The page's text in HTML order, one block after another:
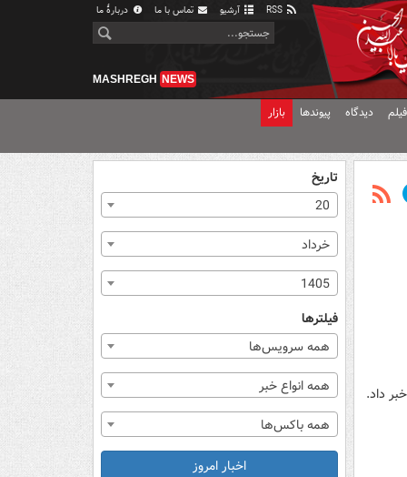
آرشیو تماس با ما دربارهٔ ما
MASHREGH NEWS
دیدگاه پیوندها بازار
داد.
تاریخ
20
خرداد
1405
فیلترها
همه سرویس‌ها
همه انواع خبر
همه باکس‌ها
اخبار امروز